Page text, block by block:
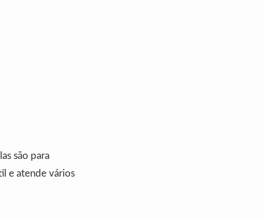
são para
e atende vários